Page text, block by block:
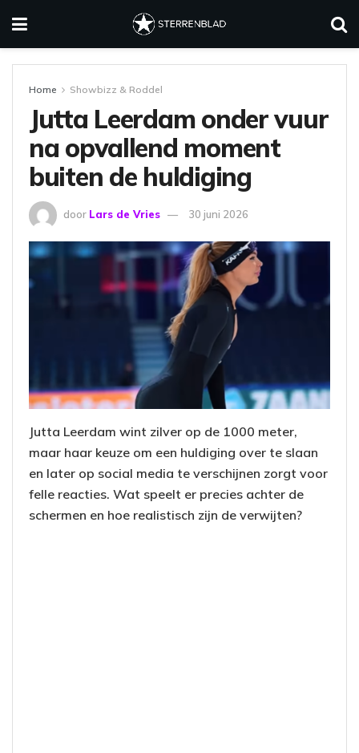
Home Showbizz & Roddel
Jutta Leerdam onder vuur
na opvallend moment
buiten de huldiging
door Lars de Vries 30 juni 2026
Jutta Leerdam wint zilver op de 1000 meter,
maar haar keuze om een huldiging over te slaan
en later op social media te verschijnen zorgt voor
felle reacties. Wat speelt er precies achter de
schermen en hoe realistisch zijn de verwijten?